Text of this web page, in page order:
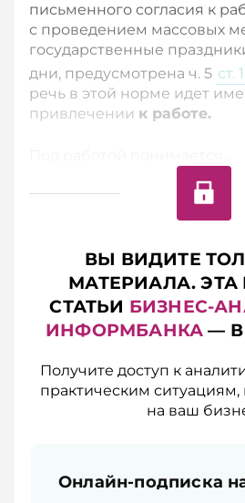
письменного согласия к
с проведением массовых
государственные
дни, преду­смотрена ч. 5 ст.
речь в этой норме идет
привлечении к работе.
ВЫ ВИДИТЕ
МАТЕРИАЛА. ЭТА
СТАТЬИ БИЗНЕС-
ИНФОРМБАНКА —
Получите доступ к
практическим
на ваш
Онлайн-подписка